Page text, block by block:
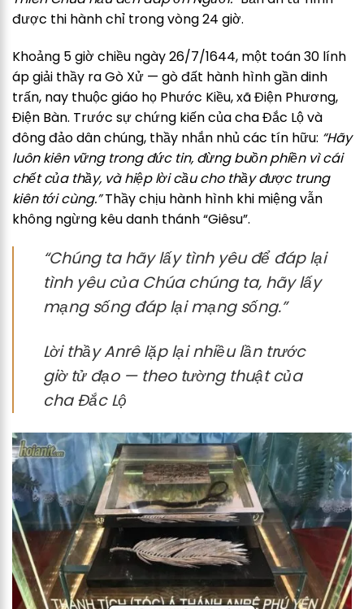
được thi hành chỉ trong vòng 24 giờ.
Khoảng 5 giờ chiều ngày 26/7/1644, một toán 30 lính
áp giải thầy ra Gò Xử — gò đất hành hình gần dinh
trấn, nay thuộc giáo họ Phước Kiều, xã Điện Phương,
Điện Bàn. Trước sự chứng kiến của cha Đắc Lộ và
đông đảo dân chúng, thầy nhắn nhủ các tín hữu: “Hãy
luôn kiên vững trong đức tin, đừng buồn phiền vì cái
chết của thầy, và hiệp lời cầu cho thầy được trung
kiên tới cùng.”Thầy chịu hành hình khi miệng vẫn
không ngừng kêu danh thánh “Giêsu”.
“Chúng ta hãy lấy tình yêu để đáp lại
tình yêu của Chúa chúng ta, hãy lấy
mạng sống đáp lại mạng sống.”
Lời thầy Anrê lặp lại nhiều lần trước
giờ tử đạo — theo tường thuật của
cha Đắc Lộ